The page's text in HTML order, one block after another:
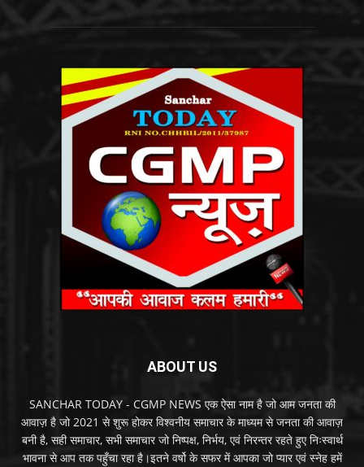
ABOUT US
SANCHAR TODAY - CGMP NEWS एक ऐसा नाम है जो आम जनता की
आवाज़ है जो 2021 से शुरू होकर विश्वनीय समाचार के माध्यम से जनता की आवाज़
बनी है, सही समाचार, सभी समाचार जो निष्पक्ष, निर्भय, एवं निरन्तर रहते हुए निःस्वार्थ
भावना से आप तक पहुँचा रहा है।इतने वर्षो के सफर में आपका जो प्यार एवं स्नेह हमें